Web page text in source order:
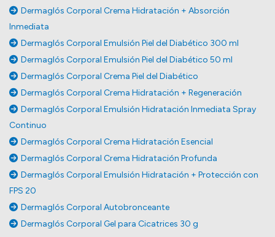
Dermaglós Corporal Crema Hidratación + Absorción
Inmediata
Dermaglós Corporal Emulsión Piel del Diabético 300 ml
Dermaglós Corporal Emulsión Piel del Diabético 50 ml
Dermaglós Corporal Crema Piel del Diabético
Dermaglós Corporal Crema Hidratación + Regeneración
Dermaglós Corporal Emulsión Hidratación Inmediata Spray
Continuo
Dermaglós Corporal Crema Hidratación Esencial
Dermaglós Corporal Crema Hidratación Profunda
Dermaglós Corporal Emulsión Hidratación + Protección con
FPS 20
Dermaglós Corporal Autobronceante
Dermaglós Corporal Gel para Cicatrices 30 g